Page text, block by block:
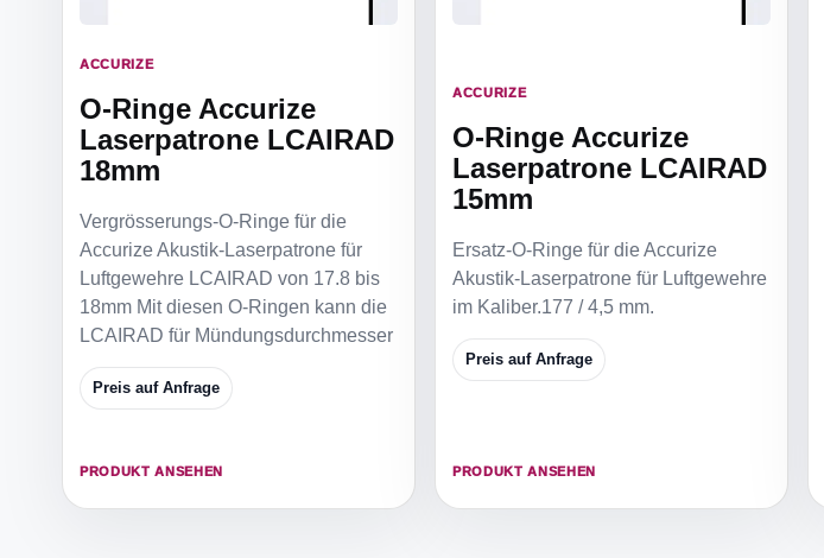
ACCURIZE
O-Ringe Accurize
Laserpatrone LCAIRAD
18mm
Vergrösserungs-O-Ringe für die
Accurize Akustik-Laserpatrone für
Luftgewehre LCAIRAD von 17.8 bis
18mm Mit diesen O-Ringen kann die
LCAIRAD für Mündungsdurchmesser
Preis auf Anfrage
PRODUKT ANSEHEN
ACCURIZE
O-Ringe Accurize
Laserpatrone LCAIRAD
15mm
Ersatz-O-Ringe für die Accurize
Akustik-Laserpatrone für Luftgewehre
im Kaliber.177 / 4,5 mm.
Preis auf Anfrage
PRODUKT ANSEHEN